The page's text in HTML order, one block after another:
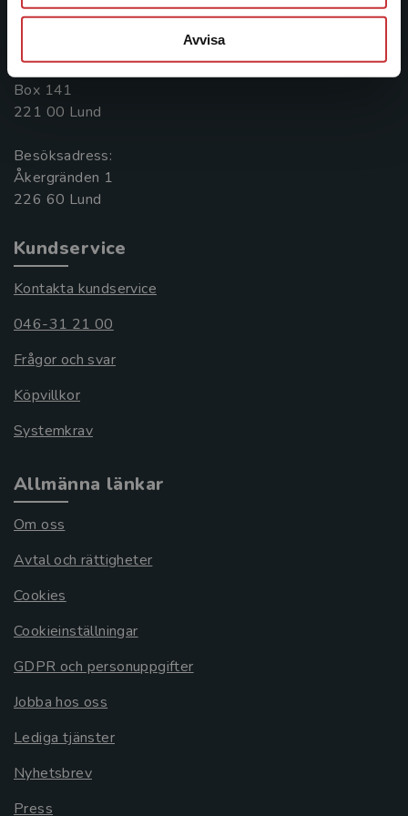
Avvisa
Postadress:
Box 141
221 00 Lund
Besöksadress:
Åkergränden 1
Kundservice
Kontakta kundservice
046-31 21 00
Frågor och svar
Köpvillkor
Systemkrav
Allmänna länkar
Om oss
Avtal och rättigheter
Cookies
Cookieinställningar
GDPR och personuppgifter
Jobba hos oss
Lediga tjänster
Nyhetsbrev
Press